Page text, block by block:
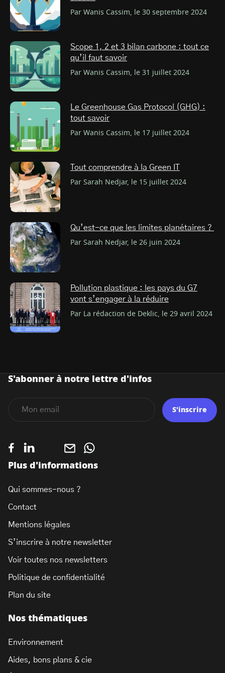
Par Wanis Cassim, le 30 septembre 2024
Scope 1, 2 et 3 bilan carbone : tout ce
qu’il faut savoir
Par Wanis Cassim, le 31 juillet 2024
Le Greenhouse Gas Protocol (GHG) :
tout savoir
Par Wanis Cassim, le 17 juillet 2024
Tout comprendre à la Green IT
Par Sarah Nedjar, le 15 juillet 2024
Qu’est-ce que les limites planétaires ?
Par Sarah Nedjar, le 26 juin 2024
Pollution plastique : les pays du G7
vont s’engager à la réduire
Par La rédaction de Deklic, le 29 avril 2024
Nos thématiques
Environnement
Aides, bons plans & cie
Plus d'informations
Qui sommes-nous ?
Contact
Mentions légales
S’inscrire à notre newsletter
Voir toutes nos newsletters
Politique de confidentialité
Plan du site
S'abonner à notre lettre d'infos
S'inscrire